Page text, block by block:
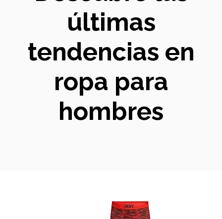
últimas
tendencias en
ropa para
hombres